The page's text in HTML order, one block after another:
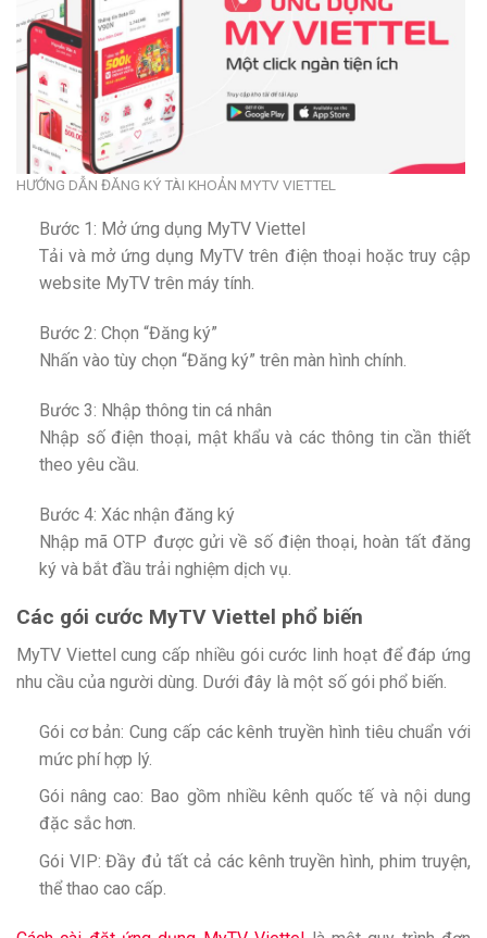
HƯỚNG DẪN ĐĂNG KÝ TÀI KHOẢN MYTV VIETTEL
Bước 1: Mở ứng dụng MyTV Viettel
Tải và mở ứng dụng MyTV trên điện thoại hoặc truy cập
website MyTV trên máy tính.
Bước 2: Chọn “Đăng ký”
Nhấn vào tùy chọn “Đăng ký” trên màn hình chính.
Bước 3: Nhập thông tin cá nhân
Nhập số điện thoại, mật khẩu và các thông tin cần thiết
theo yêu cầu.
Bước 4: Xác nhận đăng ký
Nhập mã OTP được gửi về số điện thoại, hoàn tất đăng
ký và bắt đầu trải nghiệm dịch vụ.
Các gói cước MyTV Viettel phổ biến
MyTV Viettel cung cấp nhiều gói cước linh hoạt để đáp ứng
nhu cầu của người dùng. Dưới đây là một số gói phổ biến.
Gói cơ bản: Cung cấp các kênh truyền hình tiêu chuẩn với
mức phí hợp lý.
Gói nâng cao: Bao gồm nhiều kênh quốc tế và nội dung
đặc sắc hơn.
Gói VIP: Đầy đủ tất cả các kênh truyền hình, phim truyện,
thể thao cao cấp.